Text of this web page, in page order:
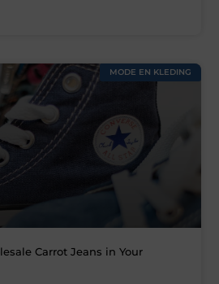
MODE EN KLEDING
Carrot Jeans in Your